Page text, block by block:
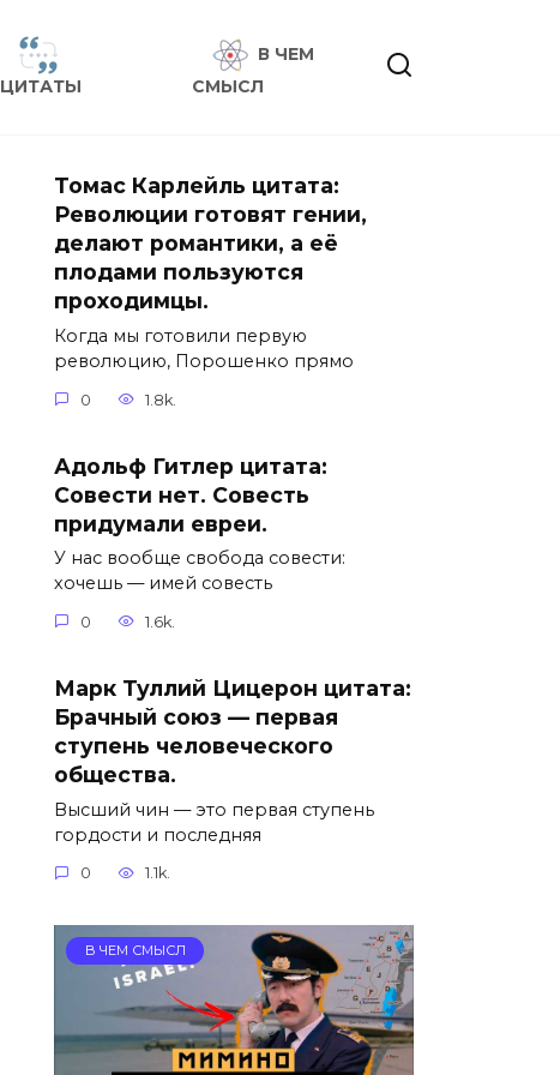
ЦИТАТЫ
В ЧЕМ
СМЫСЛ
Томас Карлейль цитата:
Революции готовят гении,
делают романтики, а её
плодами пользуются
проходимцы.
Когда мы готовили первую
революцию, Порошенко прямо
0 1.8k.
Адольф Гитлер цитата:
Совести нет. Совесть
придумали евреи.
У нас вообще свобода совести:
хочешь — имей совесть
0 1.6k.
Марк Туллий Цицерон цитата:
Брачный союз — первая
ступень человеческого
общества.
Высший чин — это первая ступень
гордости и последняя
0 1.1k.
В ЧЕМ СМЫСЛ